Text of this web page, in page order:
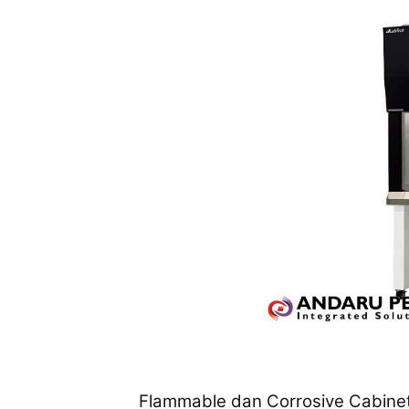
Flammable dan Corrosive